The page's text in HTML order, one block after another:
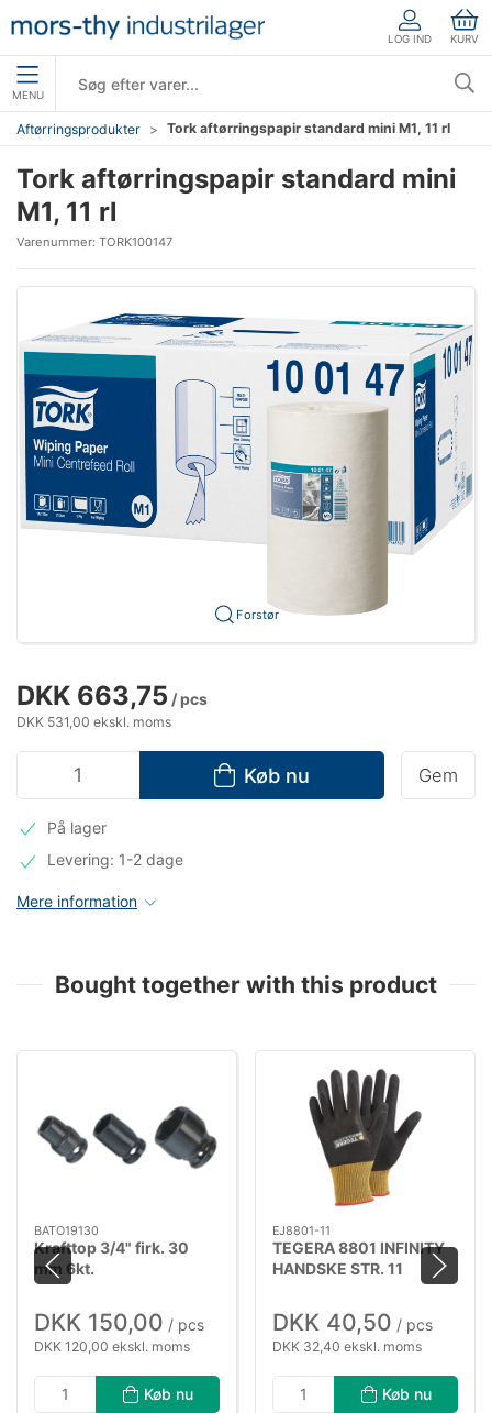
LOG IND KURV
MENU
Aftørringsprodukter Tork aftørringspapir standard mini M1, 11 rl
Tork aftørringspapir standard mini
M1, 11 rl
Varenummer: TORK100147
Forstør
DKK 663,75 / pcs
DKK 531,00 ekskl. moms
Køb nu Gem
På lager
Levering: 1-2 dage
Mere information
Bought together with this product
BATO19130
Krafttop 3/4" firk. 30
mm 6kt.
DKK 150,00 / pcs
DKK 120,00 ekskl. moms
Køb nu
EJ8801-11
TEGERA 8801 INFINITY
HANDSKE STR. 11
DKK 40,50 / pcs
DKK 32,40 ekskl. moms
Køb nu